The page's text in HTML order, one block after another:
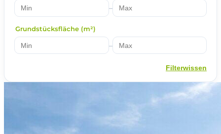
–
Grundstücksfläche (m²)
–
Filterwissen